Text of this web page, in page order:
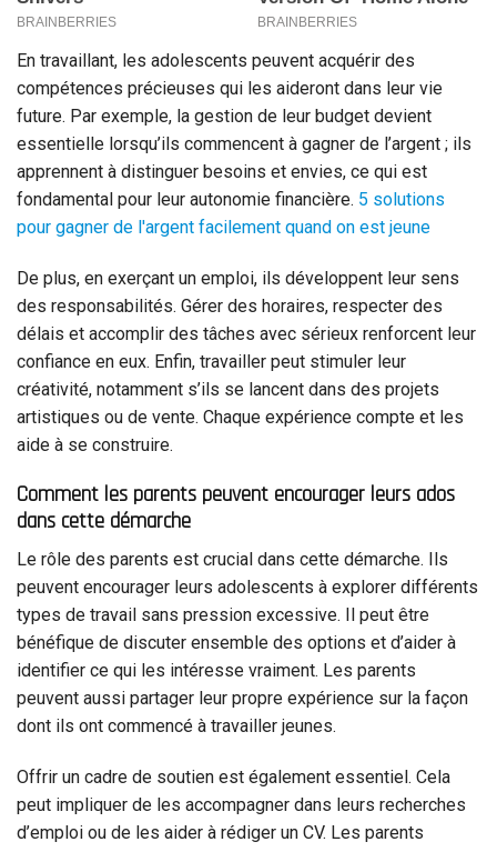
En travaillant, les adolescents peuvent acquérir des
compétences précieuses qui les aideront dans leur vie
future. Par exemple, la gestion de leur budget devient
essentielle lorsqu’ils commencent à gagner de l’argent ; ils
apprennent à distinguer besoins et envies, ce qui est
fondamental pour leur autonomie financière. 5 solutions
pour gagner de l'argent facilement quand on est jeune
De plus, en exerçant un emploi, ils développent leur sens
des responsabilités. Gérer des horaires, respecter des
délais et accomplir des tâches avec sérieux renforcent leur
confiance en eux. Enfin, travailler peut stimuler leur
créativité, notamment s’ils se lancent dans des projets
artistiques ou de vente. Chaque expérience compte et les
aide à se construire.
Comment les parents peuvent encourager leurs ados
dans cette démarche
Le rôle des parents est crucial dans cette démarche. Ils
peuvent encourager leurs adolescents à explorer différents
types de travail sans pression excessive. Il peut être
bénéfique de discuter ensemble des options et d’aider à
identifier ce qui les intéresse vraiment. Les parents
peuvent aussi partager leur propre expérience sur la façon
dont ils ont commencé à travailler jeunes.
Offrir un cadre de soutien est également essentiel. Cela
peut impliquer de les accompagner dans leurs recherches
d’emploi ou de les aider à rédiger un CV. Les parents